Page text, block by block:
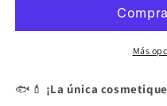
causa
mar
que
causa
antojo
mar
Más
🐟💄 ¡La única